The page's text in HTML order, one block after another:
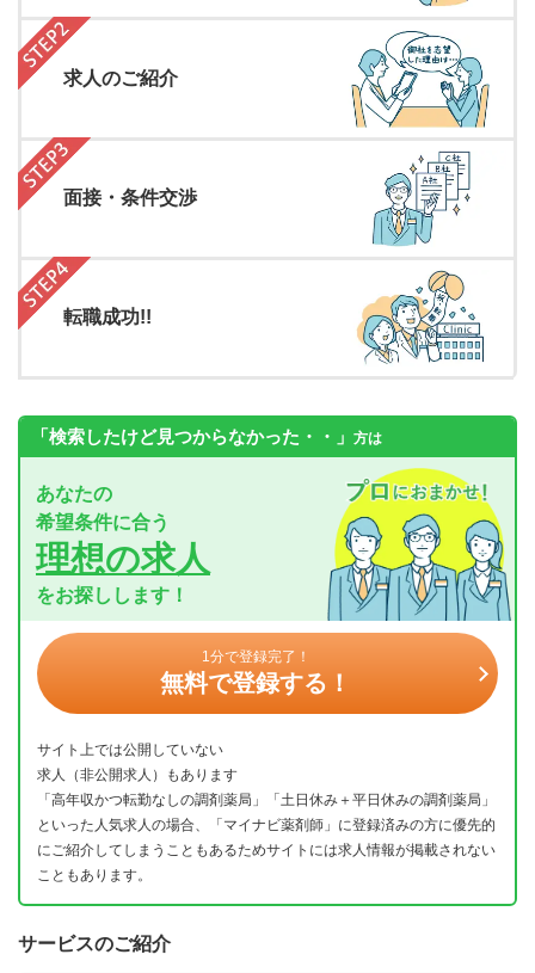
求人のご紹介
面接・条件交渉
転職成功!!
「検索したけど見つからなかった・・」 方は
あなたの
希望条件に合う
理想の求人
をお探しします！
1分で登録完了！
無料で登録する！
サイト上では公開していない
求人（非公開求人）もあります
「高年収かつ転勤なしの調剤薬局」「土日休み＋平日休みの調剤薬局」
といった人気求人の場合、「マイナビ薬剤師」に登録済みの方に優先的
にご紹介してしまうこともあるためサイトには求人情報が掲載されない
こともあります。
サービスのご紹介